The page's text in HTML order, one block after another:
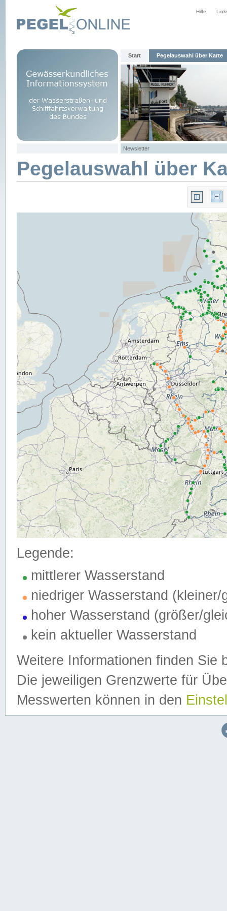
Hilfe
Start Pegelauswahl über Karte
Newsletter
Pegelauswahl über
Legende:
mittlerer Wasserstand
niedriger Wasserstand (kleiner/
hoher Wasserstand (größer/
kein aktueller Wasserstand
Weitere Informationen finden Sie
Die jeweiligen Grenzwerte für
Messwerten können in den